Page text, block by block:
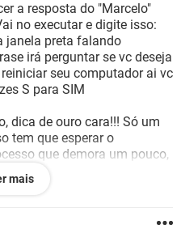
GMAIL
FACEBOOK
EXCEL
GMAIL
a resposta do "Marcelo"
no executar e digite isso:
janela preta falando
irá perguntar se vc deseja
seu computador ai vc
S para SIM
dica de ouro cara!!! Só um
tem que esperar o
que demora um pouco,
assim que ele terminar
Enquanto isso façam
mais